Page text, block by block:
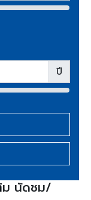
ปี
ม นัดชม/